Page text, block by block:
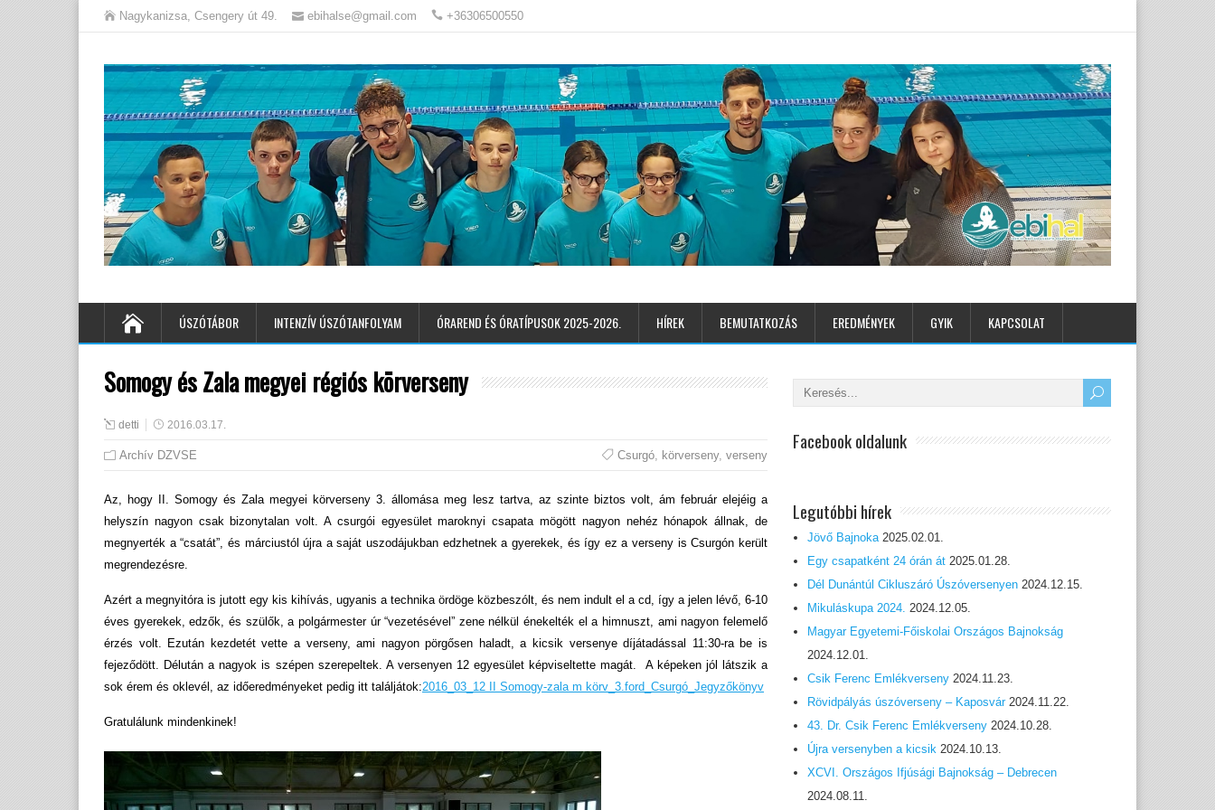
Nagykanizsa, Csengery út 49. ebihalse@gmail.com +36306500550
ÚSZÓTÁBOR INTENZÍV ÚSZÓTANFOLYAM ÓRAREND ÉS ÓRATÍPUSOK 2025-2026. HÍREK BEMUTATKOZÁS EREDMÉNYEK GYIK KAPCSOLAT
Somogy és Zala megyei régiós körverseny
detti 2016.03.17.
Archív DZVSE Csurgó, körverseny, verseny
Az, hogy II. Somogy és Zala megyei körverseny 3. állomása meg lesz tartva, az szinte biztos volt, ám február elejéig a
helyszín nagyon csak bizonytalan volt. A csurgói egyesület maroknyi csapata mögött nagyon nehéz hónapok állnak, de
megnyerték a “csatát”, és márciustól újra a saját uszodájukban edzhetnek a gyerekek, és így ez a verseny is Csurgón került
megrendezésre.
Azért a megnyitóra is jutott egy kis kihívás, ugyanis a technika ördöge közbeszólt, és nem indult el a cd, így a jelen lévő, 6-10
éves gyerekek, edzők, és szülők, a polgármester úr “vezetésével” zene nélkül énekelték el a himnuszt, ami nagyon felemelő
érzés volt. Ezután kezdetét vette a verseny, ami nagyon pörgősen haladt, a kicsik versenye díjátadással 11:30-ra be is
fejeződött. Délután a nagyok is szépen szerepeltek. A versenyen 12 egyesület képviseltette magát. A képeken jól látszik a
sok érem és oklevél, az időeredményeket pedig itt találjátok:2016_03_12 II Somogy-zala m körv_3.ford_Csurgó_Jegyzőkönyv
Gratulálunk mindenkinek!
Facebook oldalunk
Legutóbbi hírek
Jövő Bajnoka 2025.02.01.
Egy csapatként 24 órán át 2025.01.28.
Dél Dunántúl Cikluszáró Úszóversenyen 2024.12.15.
Mikuláskupa 2024. 2024.12.05.
Magyar Egyetemi-Főiskolai Országos Bajnokság
2024.12.01.
Csik Ferenc Emlékverseny 2024.11.23.
Rövidpályás úszóverseny – Kaposvár 2024.11.22.
43. Dr. Csik Ferenc Emlékverseny 2024.10.28.
Újra versenyben a kicsik 2024.10.13.
XCVI. Országos Ifjúsági Bajnokság – Debrecen
2024.08.11.